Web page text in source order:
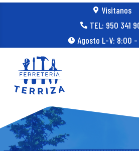
 Visitanos
 TEL: 950 341
 Agosto L-V: 8:00 -